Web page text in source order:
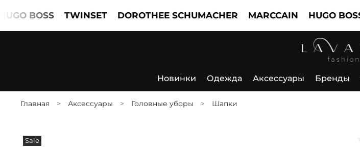
BOSS TWINSET DOROTHEE SCHUMACHER MARCCAIN HUGO BOSS
Новинки Одежда Аксессуары Бренды
Главная Аксессуары Головные уборы Шапки
Sale